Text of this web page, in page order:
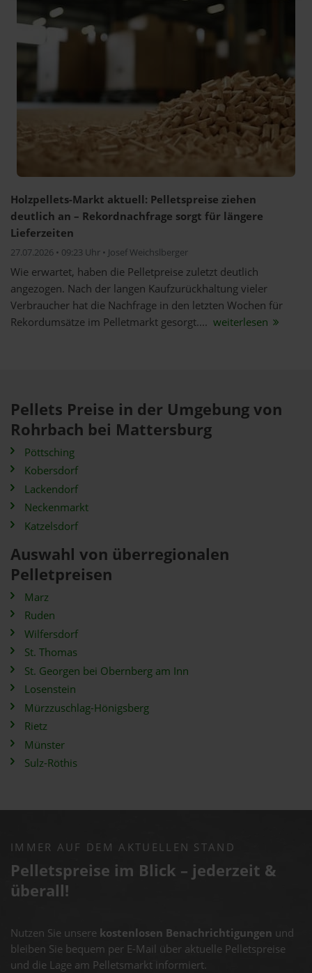
Holzpellets-Markt aktuell: Pelletspreise ziehen
deutlich an – Rekordnachfrage sorgt für längere
Lieferzeiten
27.07.2026 • 09:23 Uhr • Josef Weichslberger
Wie erwartet, haben die Pelletpreise zuletzt deutlich
angezogen. Nach der langen Kaufzurückhaltung vieler
Verbraucher hat die Nachfrage in den letzten Wochen für
Rekordumsätze im Pelletmarkt gesorgt.... weiterlesen
Pellets Preise in der Umgebung von
Rohrbach bei Mattersburg
Pöttsching
Kobersdorf
Lackendorf
Neckenmarkt
Katzelsdorf
Auswahl von überregionalen
Pelletpreisen
Marz
Ruden
Wilfersdorf
St. Thomas
St. Georgen bei Obernberg am Inn
Losenstein
Mürzzuschlag-Hönigsberg
Rietz
Münster
Sulz-Röthis
IMMER AUF DEM AKTUELLEN STAND
Pelletspreise im Blick – jederzeit &
überall!
Nutzen Sie unsere kostenlosen Benachrichtigungen und
bleiben Sie bequem per E-Mail über aktuelle Pelletspreise
und die Lage am Pelletsmarkt informiert.